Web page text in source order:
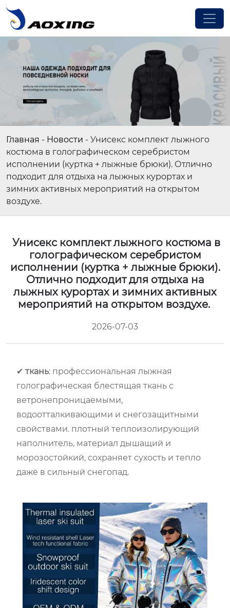
Главная - Новости - Унисекс комплект лыжного
костюма в голографическом серебристом
исполнении (куртка + лыжные брюки). Отлично
подходит для отдыха на лыжных курортах и
зимних активных мероприятий на открытом
воздухе.
Унисекс комплект лыжного костюма в
голографическом серебристом
исполнении (куртка + лыжные брюки).
Отлично подходит для отдыха на
лыжных курортах и зимних активных
мероприятий на открытом воздухе.
2026-07-03
✔ ткань: профессиональная лыжная
голографическая блестящая ткань с
ветронепроницаемыми,
водоотталкивающими и снегозащитными
свойствами. плотный теплоизолирующий
наполнитель, материал дышащий и
морозостойкий, сохраняет сухость и тепло
даже в сильный снегопад.